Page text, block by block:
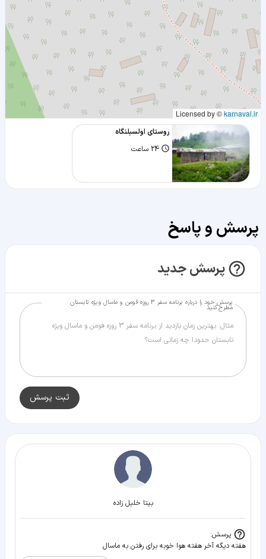
Licensed by ©karnaval.ir
روستای اولسبلنگاه
24 ساعت
پرسش و پاسخ
پرسش جدید
پرسش خود را درباره برنامه سفر 3 روزه فومن و ماسال ویژه تابستان
مطرح کنید
ثبت پرسش
بیتا خلیل زاده
پرسش:
هفته دیگه آخر هفته هوا خوبه برای رفتن به ماسال